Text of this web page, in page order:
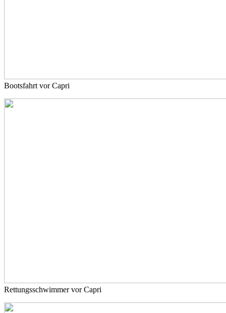
Bootsfahrt vor Capri
Rettungsschwimmer vor Capri